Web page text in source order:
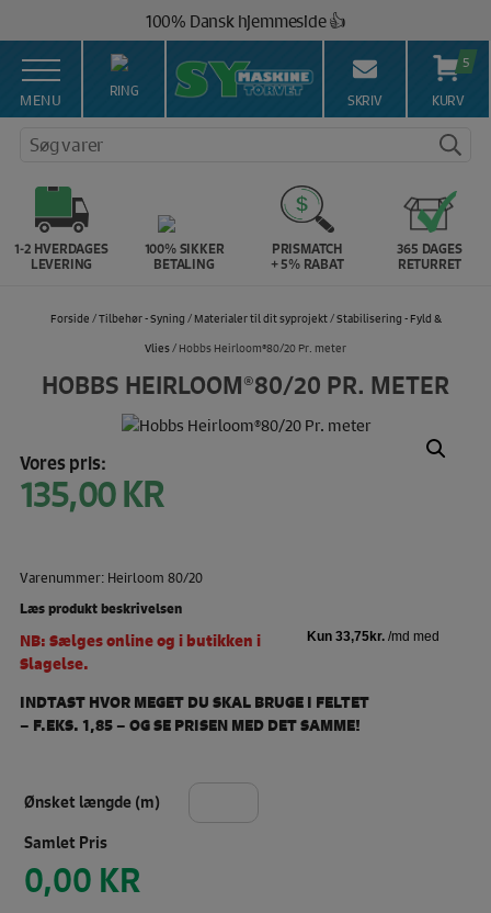
indholdet
100% Dansk hjemmeside 👍
Brug for hjælp? Ring på 43 44 45 15 ☎️
Vi matcher alle danske priser 💰
MENU RING SKRIV
5
KURV
Søg varer
1-2 HVERDAGES
LEVERING
100% SIKKER
BETALING
PRISMATCH
+ 5% RABAT
365 DAGES
RETURRET
Forside /Tilbehør - Syning / Materialer til dit syprojekt/Stabilisering - Fyld &
Vlies/ Hobbs Heirloom®80/20 Pr. meter
HOBBS HEIRLOOM®80/20 PR. METER
Vores pris:
135,00KR
Varenummer: Heirloom 80/20
Læs produkt beskrivelsen
NB: Sælges online og i butikken i
Slagelse.
INDTAST HVOR MEGET DU SKAL BRUGE I FELTET
– F.EKS. 1,85 – OG SE PRISEN MED DET SAMME!
Ønsket længde (m)
Pris